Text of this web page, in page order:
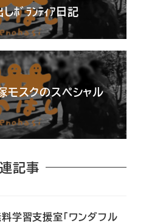
ﾎﾞﾗﾝﾃｨｱ日記
スクのスペシャル
記事
学習支援室「ワンダフル